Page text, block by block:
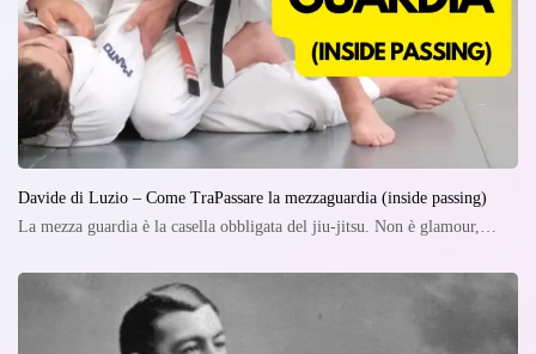
Davide di Luzio – Come TraPassare la mezzaguardia (inside passing)
La mezza guardia è la casella obbligata del jiu-jitsu. Non è glamour,…